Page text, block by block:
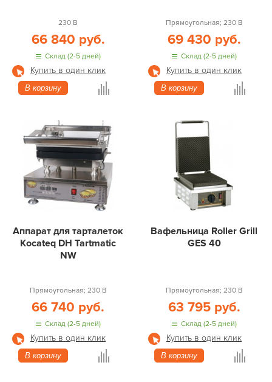
230 В
66 840 руб.
Склад (2-5 дней)
Купить в один клик
В корзину
Прямоугольная; 230 В
69 430 руб.
Склад (2-5 дней)
Купить в один клик
В корзину
Аппарат для тарталеток
Kocateq DH Tartmatic
NW
Прямоугольная; 230 В
66 740 руб.
Склад (2-5 дней)
Купить в один клик
В корзину
Вафельница Roller Grill
GES 40
Прямоугольная; 230 В
63 795 руб.
Склад (2-5 дней)
Купить в один клик
В корзину